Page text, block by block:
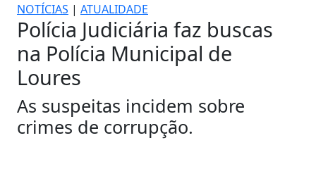
NOTÍCIAS | ATUALIDADE
Polícia Judiciária faz buscas
na Polícia Municipal de
Loures
As suspeitas incidem sobre
crimes de corrupção.